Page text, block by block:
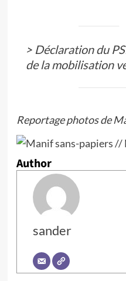
> Déclaration du
de la mobilisation
Reportage photos de
Author
sander